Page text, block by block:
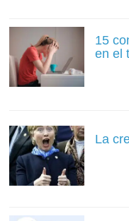
15
en el
La